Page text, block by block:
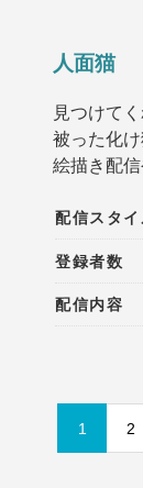
人面猫
見つけて
被った化
絵描き配信
配信スタ
登録者数
配信内容
1 2